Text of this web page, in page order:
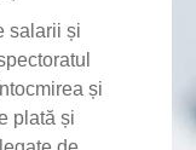
salarii și
și
plată și